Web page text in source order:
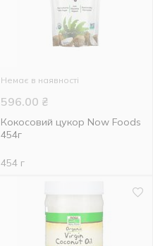
Немає в наявності
596.00 ₴
Кокосовий цукор Now Foods
454г
454 г